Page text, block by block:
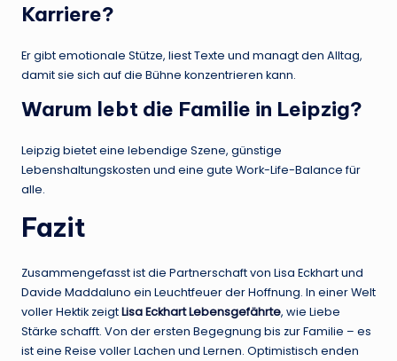
Karriere?
Er gibt emotionale Stütze, liest Texte und managt den Alltag,
damit sie sich auf die Bühne konzentrieren kann.
Warum lebt die Familie in Leipzig?
Leipzig bietet eine lebendige Szene, günstige
Lebenshaltungskosten und eine gute Work-Life-Balance für
alle.
Fazit
Zusammengefasst ist die Partnerschaft von Lisa Eckhart und
Davide Maddaluno ein Leuchtfeuer der Hoffnung. In einer Welt
voller Hektik zeigtLisa Eckhart Lebensgefährte, wie Liebe
Stärke schafft. Von der ersten Begegnung bis zur Familie – es
ist eine Reise voller Lachen und Lernen. Optimistisch enden